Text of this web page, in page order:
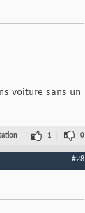
voiture sans un
1 0
#28